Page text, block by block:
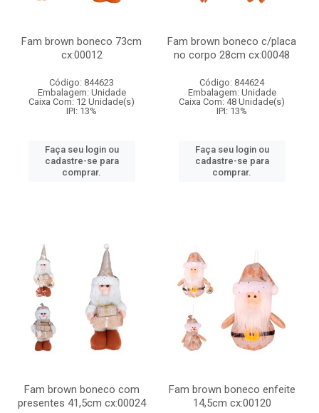
Fam brown boneco 73cm
cx:00012
Código: 844623
Embalagem: Unidade
Caixa Com: 12 Unidade(s)
IPI: 13%
Faça seu login ou
cadastre-se para
comprar.
Fam brown boneco c/placa
no corpo 28cm cx:00048
Código: 844624
Embalagem: Unidade
Caixa Com: 48 Unidade(s)
IPI: 13%
Faça seu login ou
cadastre-se para
comprar.
Fam brown boneco com
presentes 41,5cm cx:00024
Fam brown boneco enfeite
14,5cm cx:00120